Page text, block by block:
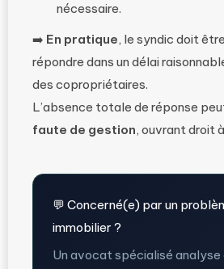
nécessaire.
➡️ En pratique, le syndic doit
répondre dans un délai
des copropriétaires.
L’absence totale de réponse
faute de gestion, ouvrant droit
💬 Concerné(e) par un
immobilier ?
Un avocat spécialisé